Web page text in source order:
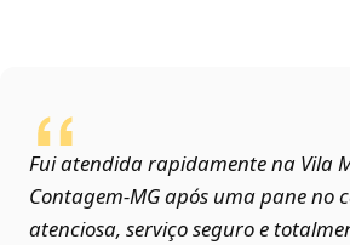
Fui atendida rapidamente na Vila
Contagem‑MG após uma pane no
atenciosa, serviço seguro e